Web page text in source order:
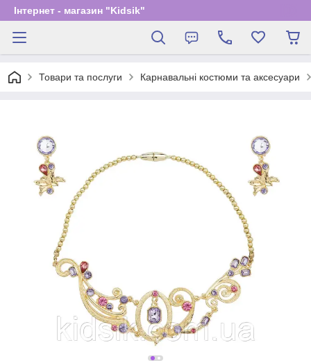
Інтернет - магазин "Kidsik"
Товари та послуги Карнавальні костюми та аксесуари